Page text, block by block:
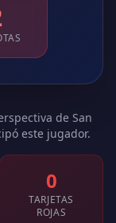
de San
este jugador.
0
TARJETAS
ROJAS